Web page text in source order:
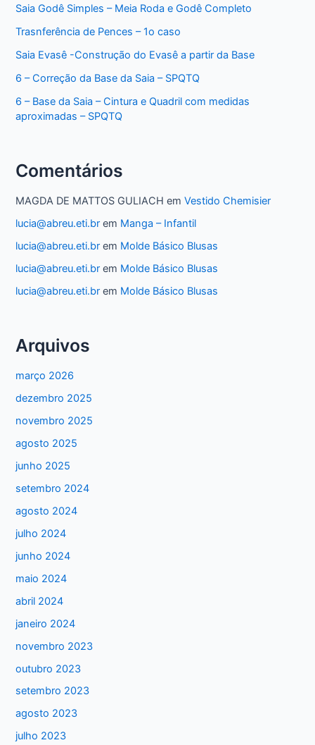
–
SPQTQ
Saia Godê Simples – Meia Roda e Godê Completo
Trasnferência de Pences – 1o caso
Saia Evasê -Construção do Evasê a partir da Base
6 – Correção da Base da Saia – SPQTQ
6 – Base da Saia – Cintura e Quadril com medidas
aproximadas – SPQTQ
Comentários
MAGDA DE MATTOS GULIACH emVestido Chemisier
lucia@abreu.eti.br em Manga – Infantil
lucia@abreu.eti.br em Molde Básico Blusas
lucia@abreu.eti.br em Molde Básico Blusas
lucia@abreu.eti.br em Molde Básico Blusas
Arquivos
março 2026
dezembro 2025
novembro 2025
agosto 2025
junho 2025
setembro 2024
agosto 2024
julho 2024
junho 2024
maio 2024
abril 2024
janeiro 2024
novembro 2023
outubro 2023
setembro 2023
agosto 2023
julho 2023